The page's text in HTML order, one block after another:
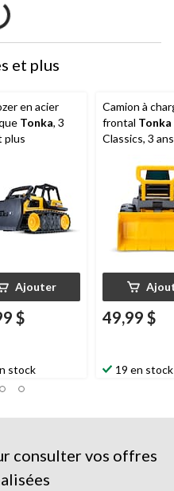
et plus
en acier
Tonka, 3
plus
Ajouter
$
stock
Camion à
frontal Tonka
Classics, 3
49,99 $
19 en stock
consulter vos offres